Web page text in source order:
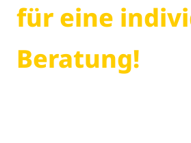
für eine
Beratung!